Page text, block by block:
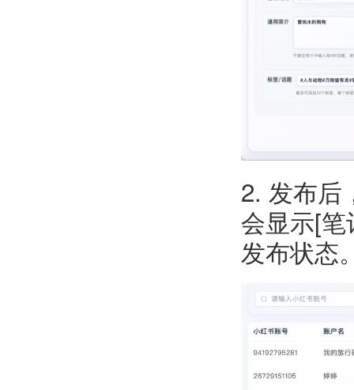
2. 发布后
会显示[
发布状态